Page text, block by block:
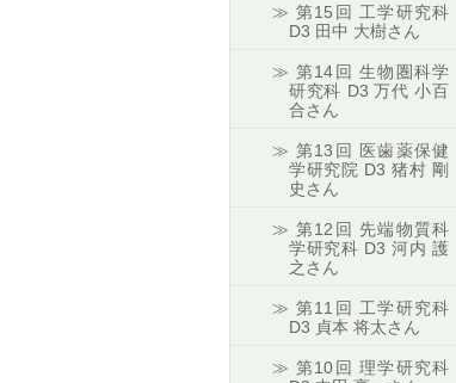
第15回 工学研究科
D3 田中 大樹さん
第14回 生物圏科学
研究科 D3 万代 小百
合さん
第13回 医歯薬保健
学研究院 D3 猪村 剛
史さん
第12回 先端物質科
学研究科 D3 河内 護
之さん
第11回 工学研究科
D3 貞本 将太さん
第10回 理学研究科